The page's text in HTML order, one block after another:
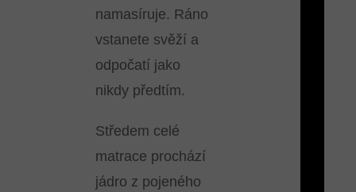
namasíruje. Ráno
vstanete svěží a
odpočatí jako
nikdy předtím.
Středem celé
matrace prochází
jádro z pojeného